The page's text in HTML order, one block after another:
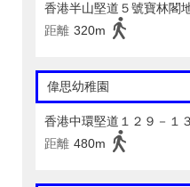
香港半山堅道５號寶林閣
距離 320m
偉思幼稚園
香港中環堅道１２９－１
距離 480m